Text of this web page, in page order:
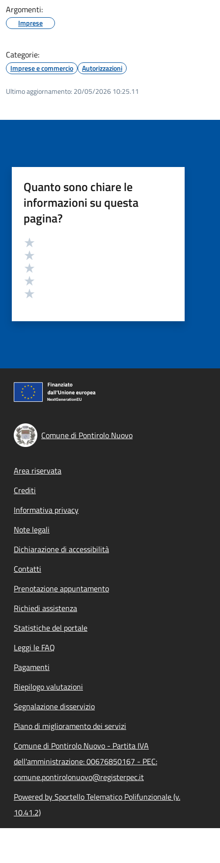
Argomenti:
Imprese
Categorie:
Imprese e commercio Autorizzazioni
Ultimo aggiornamento: 20/05/2026 10:25.11
Quanto sono chiare le
informazioni su questa
pagina?
Valutazione
Comune di Pontirolo Nuovo
Footer menu
Area riservata
Crediti
Informativa privacy
Note legali
Dichiarazione di accessibilità
Contatti
Prenotazione appuntamento
Richiedi assistenza
Statistiche del portale
Leggi le FAQ
Pagamenti
Riepilogo valutazioni
Segnalazione disservizio
Piano di miglioramento dei servizi
Comune di Pontirolo Nuovo - Partita IVA
dell'amministrazione: 00676850167 - PEC:
comune.pontirolonuovo@registerpec.it
Powered by Sportello Telematico Polifunzionale (v.
10.41.2)